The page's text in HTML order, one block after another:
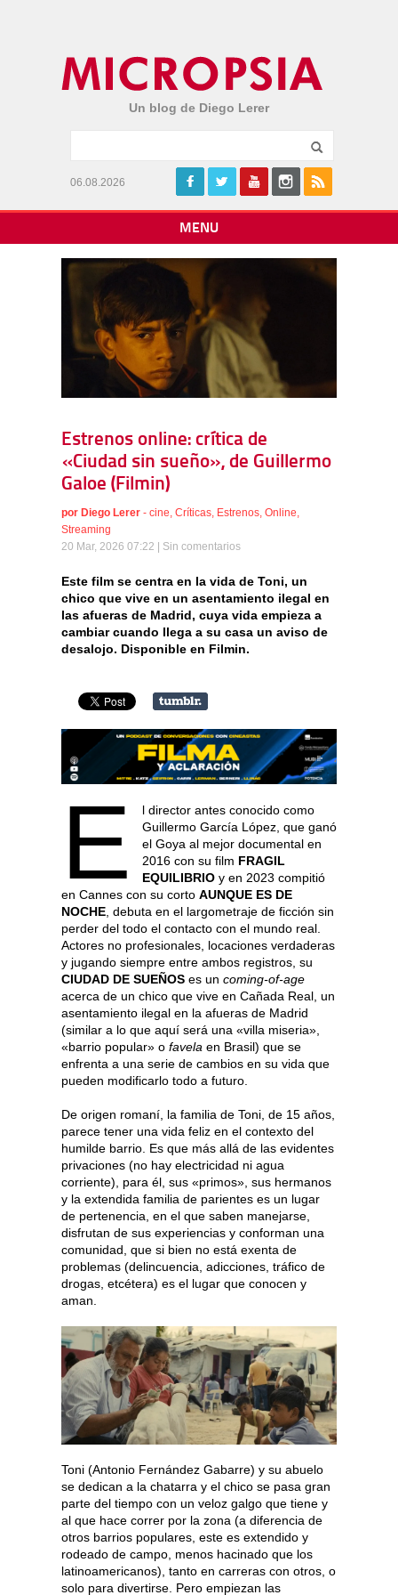
Un blog de Diego Lerer
06.08.2026
MENU
Estrenos online: crítica de
«Ciudad sin sueño», de Guillermo
Galoe (Filmin)
por Diego Lerer - cine Críticas Estrenos Online
Streaming
20 Mar, 2026 07:22 | Sin comentarios
Este film se centra en la vida de Toni, un
chico que vive en un asentamiento ilegal en
las afueras de Madrid, cuya vida empieza a
cambiar cuando llega a su casa un aviso de
desalojo. Disponible en Filmin.
E
l director antes conocido como
Guillermo García López, que ganó
el Goya al mejor documental en
2016 con su film FRAGIL
EQUILIBRIOy en 2023 compitió
en Cannes con su corto AUNQUE ES DE
NOCHE , debuta en el largometraje de ficción sin
perder del todo el contacto con el mundo real.
Actores no profesionales, locaciones verdaderas
y jugando siempre entre ambos registros, su
CIUDAD DE SUEÑOS es un coming-of-age
acerca de un chico que vive en Cañada Real, un
asentamiento ilegal en la afueras de Madrid
(similar a lo que aquí será una «villa miseria»,
«barrio popular» o favela en Brasil) que se
enfrenta a una serie de cambios en su vida que
pueden modificarlo todo a futuro.
De origen romaní, la familia de Toni, de 15 años,
parece tener una vida feliz en el contexto del
humilde barrio. Es que más allá de las evidentes
privaciones (no hay electricidad ni agua
corriente), para él, sus «primos», sus hermanos
y la extendida familia de parientes es un lugar
de pertenencia, en el que saben manejarse,
disfrutan de sus experiencias y conforman una
comunidad, que si bien no está exenta de
problemas (delincuencia, adicciones, tráfico de
drogas, etcétera) es el lugar que conocen y
aman.
Toni (Antonio Fernández Gabarre) y su abuelo
se dedican a la chatarra y el chico se pasa gran
parte del tiempo con un veloz galgo que tiene y
al que hace correr por la zona (a diferencia de
otros barrios populares, este es extendido y
rodeado de campo, menos hacinado que los
latinoamericanos), tanto en carreras con otros, o
solo para divertirse. Pero empiezan las